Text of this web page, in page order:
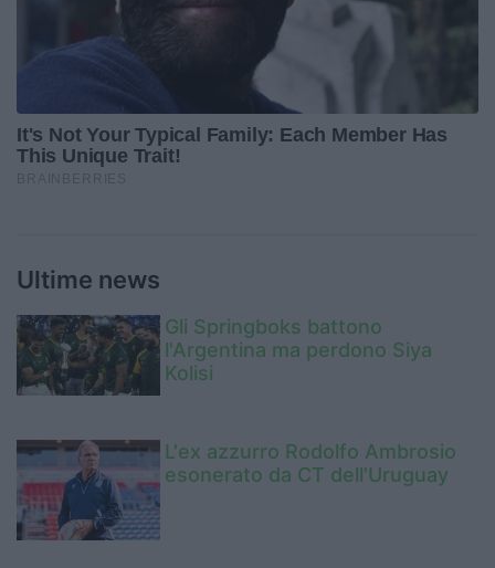
Ultime news
Gli Springboks battono
l'Argentina ma perdono Siya
Kolisi
L'ex azzurro Rodolfo Ambrosio
esonerato da CT dell'Uruguay